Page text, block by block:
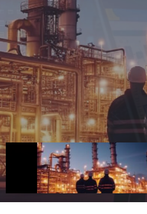
日本の西の 果て
Process
世界基準の設計
計装・制御・
Industrial Automation
Process Automation